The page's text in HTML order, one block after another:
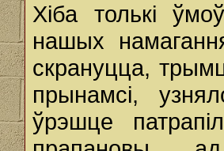
Хіба толькі
нашых
скрануцца,
прынамсі,
ўрэшце